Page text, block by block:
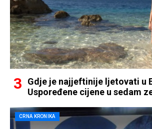
Gdje je najjeftinije ljetovati u
Uspoređene cijene u sedam
CRNA KRONIKA